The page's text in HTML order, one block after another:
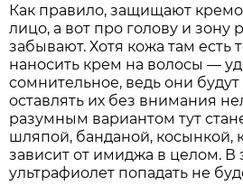
Как правило, защищают
лицо, а вот про голову и зону
забывают. Хотя кожа там есть
наносить крем на волосы —
сомнительное, ведь они будут
оставлять их без внимания
разумным вариантом тут
шляпой, банданой, косынкой,
зависит от имиджа в целом. В
ультрафиолет попадать не